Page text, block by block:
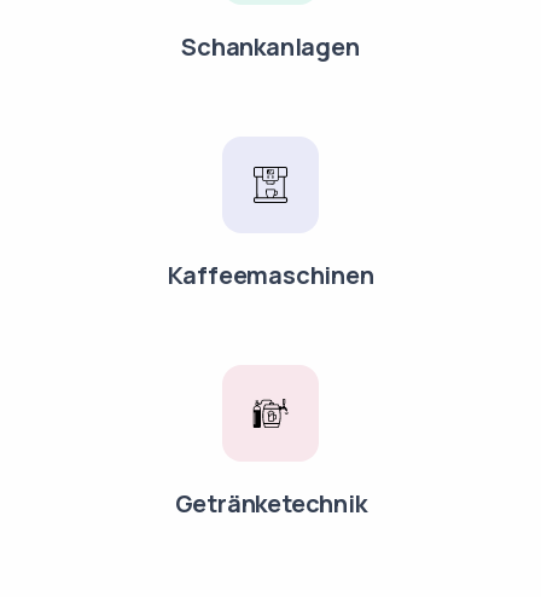
Schankanlagen
Kaffeemaschinen
Getränketechnik